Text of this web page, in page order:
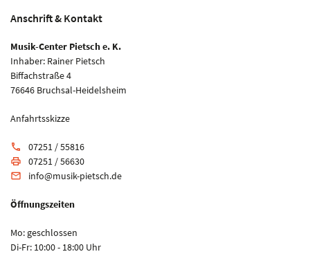
Anschrift & Kontakt
Musik-Center Pietsch e. K.
Inhaber: Rainer Pietsch
Biffachstraße 4
76646 Bruchsal-Heidelsheim
Anfahrtsskizze
phone 07251 / 55816
print 07251 / 56630
email info@musik-pietsch.de
Öffnungszeiten
Mo: geschlossen
Di-Fr: 10:00 - 18:00 Uhr